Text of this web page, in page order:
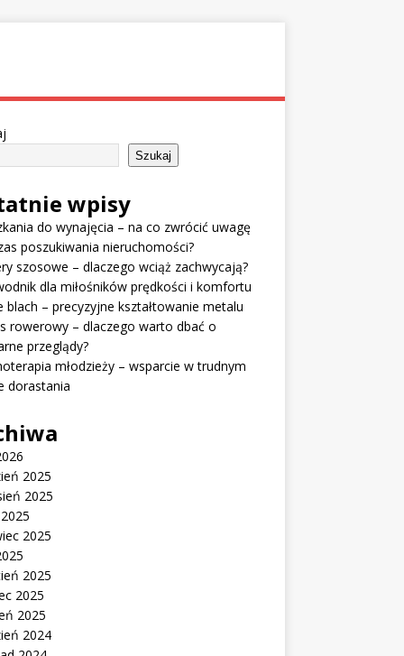
Szukaj
wpisy
do wynajęcia – na co zwrócić uwagę
poszukiwania nieruchomości?
szosowe – dlaczego wciąż zachwycają?
dla miłośników prędkości i komfortu
blach – precyzyjne kształtowanie metalu
rowerowy – dlaczego warto dbać o
przeglądy?
młodzieży – wsparcie w trudnym
dorastania
2025
2025
2025
2025
2025
2025
2024